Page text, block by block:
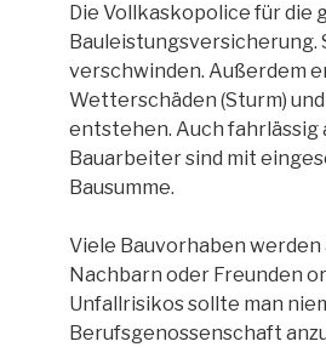
Die Vollkaskopolice für die
verschwinden. Außerdem
Wetterschäden (Sturm)
entstehen. Auch
Bauarbeiter sind mit
Bausumme.
Viele Bauvorhaben
Nachbarn oder Freunden
Unfallrisikos sollte man
Berufsgenossenschaft